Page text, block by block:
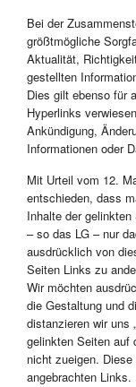
Bei der
größtmögliche
Aktualität,
gestellten
Dies gilt ebenso für
Hyperlinks
Ankündigung,
Informationen oder
Mit Urteil vom 12.
entschieden, dass
Inhalte der
– so das LG – nur
ausdrücklich von
Seiten Links zu
Wir möchten
die Gestaltung und
distanzieren wir uns
gelinkten Seiten auf
nicht zueigen.
angebrachten Links.